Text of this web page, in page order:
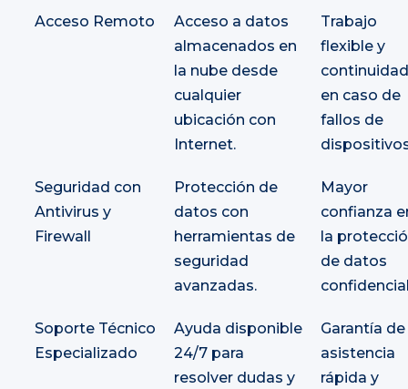
Acceso Remoto
Acceso a datos
almacenados en
la nube desde
cualquier
ubicación con
Internet.
Trabajo
flexible y
continuidad
en caso de
fallos de
Seguridad con
Antivirus y
Firewall
Protección de
datos con
herramientas de
seguridad
avanzadas.
Mayor
confianza
la
de datos
Soporte Técnico
Especializado
Ayuda disponible
24/7 para
resolver dudas y
Garantía de
asistencia
rápida y